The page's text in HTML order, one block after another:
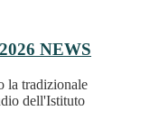
NEWS
la tradizionale
dell'Istituto